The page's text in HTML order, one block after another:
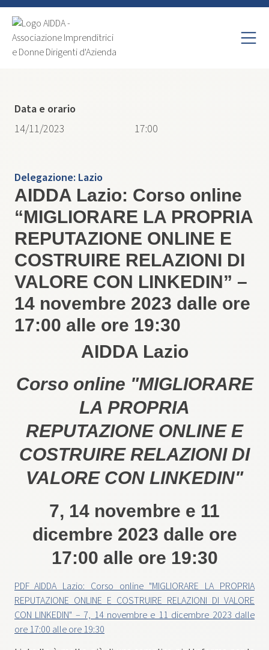
Delegazione: Lazio
AIDDA Lazio: Corso online
“MIGLIORARE LA PROPRIA
REPUTAZIONE ONLINE E
COSTRUIRE RELAZIONI DI
VALORE CON LINKEDIN” –
14 novembre 2023 dalle ore
17:00 alle ore 19:30
AIDDA Lazio
Corso online "MIGLIORARE
LA PROPRIA
REPUTAZIONE ONLINE E
COSTRUIRE RELAZIONI DI
VALORE CON LINKEDIN"
7, 14 novembre e 11
dicembre 2023 dalle ore
17:00 alle ore 19:30
PDF_AIDDA Lazio: Corso online "MIGLIORARE LA PROPRIA
REPUTAZIONE ONLINE E COSTRUIRE RELAZIONI DI VALORE
CON LINKEDIN" – 7, 14 novembre e 11 dicembre 2023 dalle
ore 17:00 alle ore 19:30
Data e orario
14/11/2023
17:00